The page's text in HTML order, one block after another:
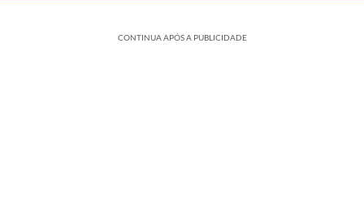
CONTINUA APÓS A PUBLICIDADE